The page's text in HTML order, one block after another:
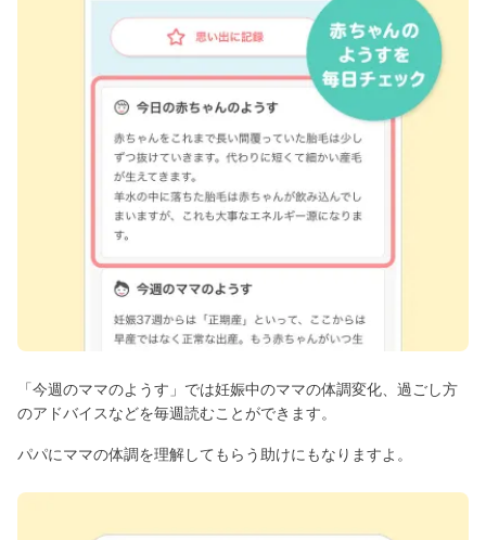
「今週のママのようす」では妊娠中のママの体調変化、過ごし方
のアドバイスなどを毎週読むことができます。
パパにママの体調を理解してもらう助けにもなりますよ。